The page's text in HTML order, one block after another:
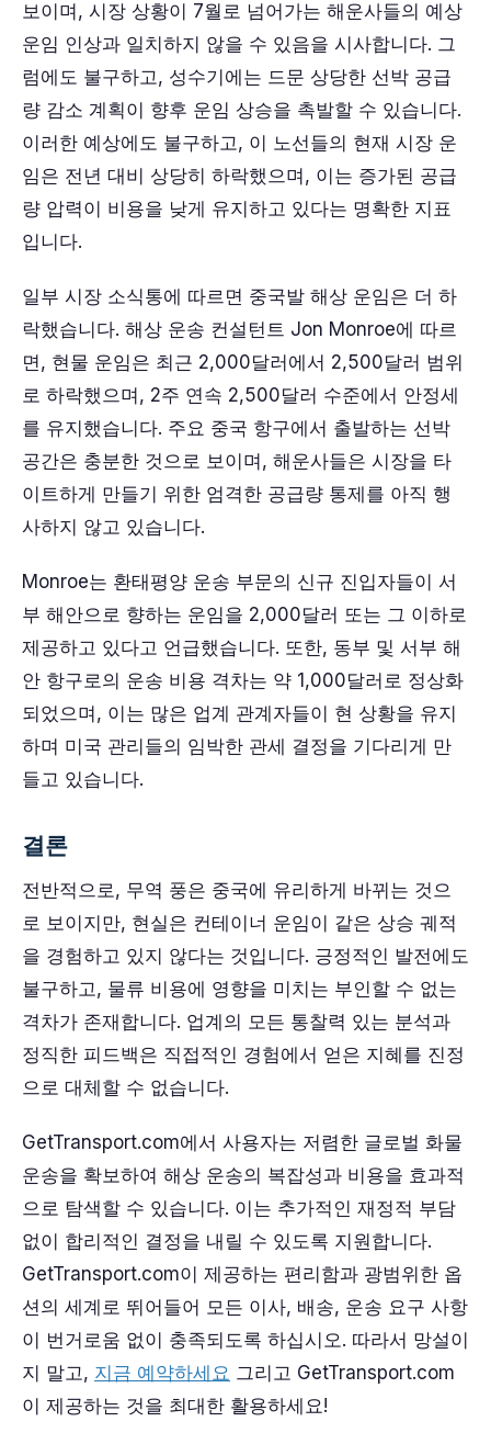
보이며, 시장 상황이 7월로 넘어가는 해운사들의 예상
운임 인상과 일치하지 않을 수 있음을 시사합니다. 그
럼에도 불구하고, 성수기에는 드문 상당한 선박 공급
량 감소 계획이 향후 운임 상승을 촉발할 수 있습니다.
이러한 예상에도 불구하고, 이 노선들의 현재 시장 운
임은 전년 대비 상당히 하락했으며, 이는 증가된 공급
량 압력이 비용을 낮게 유지하고 있다는 명확한 지표
입니다.
일부 시장 소식통에 따르면 중국발 해상 운임은 더 하
락했습니다. 해상 운송 컨설턴트 Jon Monroe에 따르
면, 현물 운임은 최근 2,000달러에서 2,500달러 범위
로 하락했으며, 2주 연속 2,500달러 수준에서 안정세
를 유지했습니다. 주요 중국 항구에서 출발하는 선박
공간은 충분한 것으로 보이며, 해운사들은 시장을 타
이트하게 만들기 위한 엄격한 공급량 통제를 아직 행
사하지 않고 있습니다.
Monroe는 환태평양 운송 부문의 신규 진입자들이 서
부 해안으로 향하는 운임을 2,000달러 또는 그 이하로
제공하고 있다고 언급했습니다. 또한, 동부 및 서부 해
안 항구로의 운송 비용 격차는 약 1,000달러로 정상화
되었으며, 이는 많은 업계 관계자들이 현 상황을 유지
하며 미국 관리들의 임박한 관세 결정을 기다리게 만
들고 있습니다.
결론
전반적으로, 무역 풍은 중국에 유리하게 바뀌는 것으
로 보이지만, 현실은 컨테이너 운임이 같은 상승 궤적
을 경험하고 있지 않다는 것입니다. 긍정적인 발전에도
불구하고, 물류 비용에 영향을 미치는 부인할 수 없는
격차가 존재합니다. 업계의 모든 통찰력 있는 분석과
정직한 피드백은 직접적인 경험에서 얻은 지혜를 진정
으로 대체할 수 없습니다.
GetTransport.com에서 사용자는 저렴한 글로벌 화물
운송을 확보하여 해상 운송의 복잡성과 비용을 효과적
으로 탐색할 수 있습니다. 이는 추가적인 재정적 부담
없이 합리적인 결정을 내릴 수 있도록 지원합니다.
GetTransport.com이 제공하는 편리함과 광범위한 옵
션의 세계로 뛰어들어 모든 이사, 배송, 운송 요구 사항
이 번거로움 없이 충족되도록 하십시오. 따라서 망설이
지 말고, 지금 예약하세요 그리고 GetTransport.com
이 제공하는 것을 최대한 활용하세요!